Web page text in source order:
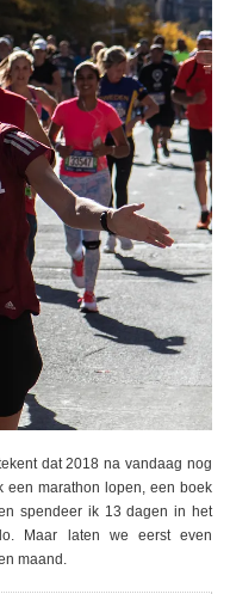
dat 2018 na vandaag nog
een marathon lopen, een boek
spendeer ik 13 dagen in het
Maar laten we eerst even
maand.